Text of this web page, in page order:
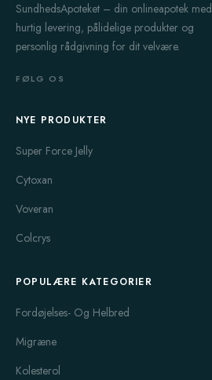
SundhedsApoteket – din onlineapotek med
hurtig levering, pålidelige produkter og
personlig rådgivning for dit velvære.
FØLG OS
NYE PRODUKTER
Super Force Jelly
Cytoxan
Voveran
Colcrys
POPULÆRE KATEGORIER
Fordøjelses- Og Helbred
Migræne
Kolesterol